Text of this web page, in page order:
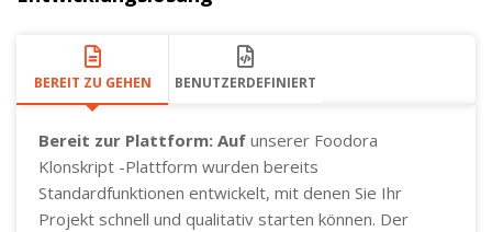
BEREIT ZU GEHEN BENUTZERDEFINIERT
Bereit zur Plattform: Auf unserer Foodora
Klonskript -Plattform wurden bereits
Standardfunktionen entwickelt, mit denen Sie Ihr
Projekt schnell und qualitativ starten können. Der